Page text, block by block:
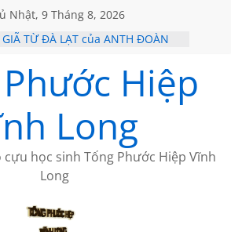
Nhật, 9 Tháng 8, 2026
GIÃ TỪ ĐÀ LẠT của ANTH ĐOÀN
KHÔNG ĐỀ 20 CỦA THÁI LÃO
KHÔNG ĐỀ 19 CỦA THÁI LÃO
CHÙM THƠ CỦA BÍCH HÀHiệp
Long
học sinh Tống Phước Hiệp Vĩnh
Long